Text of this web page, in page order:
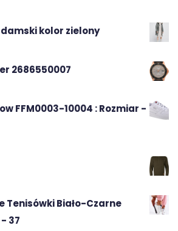
kolor zielony
2686550007
FFM0003-10004 : Rozmiar -
Tenisówki Biało-Czarne
37